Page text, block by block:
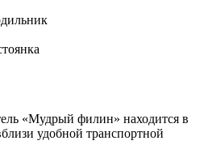
«Мудрый филин» находится в
удобной транспортной